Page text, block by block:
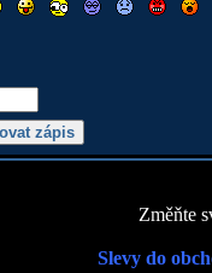
Změňte
Slevy do